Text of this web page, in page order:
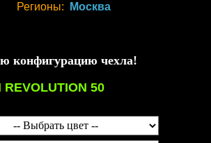
Регионы: Москва
конфигурацию чехла!
REVOLUTION 50